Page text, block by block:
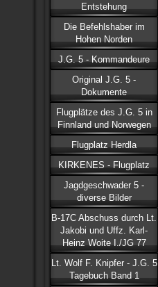
Entstehung
Die Befehlshaber im
Hohen Norden
J.G. 5 - Kommandeure
Original J.G. 5 -
Dokumente
Flugplätze des J.G. 5 in
Finnland und Norwegen
Flugplatz Herdla
KIRKENES - Flugplatz
Jagdgeschwader 5 -
diverse Bilder
B-17C Abschuss durch Lt.
Jakobi und Uffz. Karl-
Heinz Woite I./JG 77
Lt. Wolf F. Knipfer - J.G. 5
Tagebuch Band 1